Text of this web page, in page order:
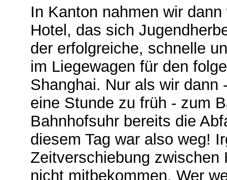
In Kanton nahmen wir
Hotel, das sich
der erfolgreiche, schnelle
im Liegewagen für den
Shanghai. Nur als wir
eine Stunde zu früh - zum
Bahnhofsuhr bereits die
diesem Tag war also weg!
Zeitverschiebung zwischen
nicht mitbekommen. Wer